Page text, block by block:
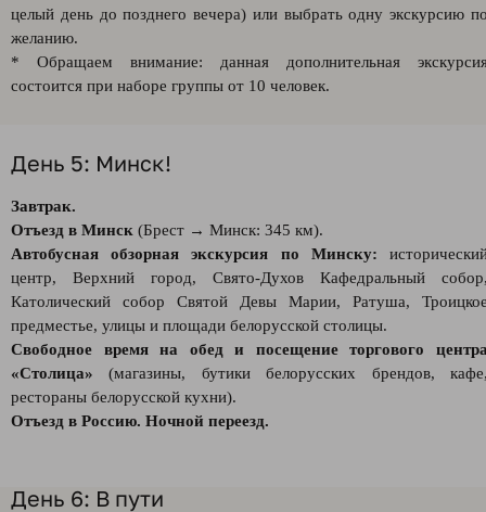
целый день до позднего вечера) или выбрать одну экскурсию
желанию.
* Обращаем внимание: данная дополнительная
состоится при наборе группы от 10 человек.
День 5: Минск!
Завтрак.
Отъезд в Минск (Брест → Минск: 345 км).
Автобусная обзорная экскурсия по Минску:
центр, Верхний город, Свято-Духов Кафедральный
Католический собор Святой Девы Марии, Ратуша,
предместье, улицы и площади белорусской столицы.
Свободное время на обед и посещение торгового
«Столица» (магазины, бутики белорусских брендов,
рестораны белорусской кухни).
Отъезд в Россию. Ночной переезд.
День 6: В пути